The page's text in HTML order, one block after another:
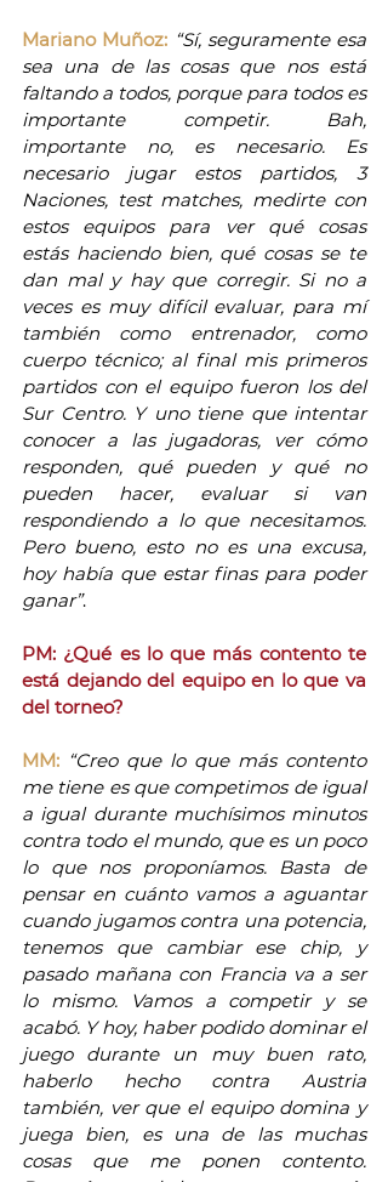
Mariano Muñoz: “Sí, seguramente esa
sea una de las cosas que nos está
faltando a todos, porque para todos es
importante competir. Bah,
importante no, es necesario. Es
necesario jugar estos partidos, 3
Naciones, test matches, medirte con
estos equipos para ver qué cosas
estás haciendo bien, qué cosas se te
dan mal y hay que corregir. Si no a
veces es muy difícil evaluar, para mí
también como entrenador, como
cuerpo técnico; al final mis primeros
partidos con el equipo fueron los del
Sur Centro. Y uno tiene que intentar
conocer a las jugadoras, ver cómo
responden, qué pueden y qué no
pueden hacer, evaluar si van
respondiendo a lo que necesitamos.
Pero bueno, esto no es una excusa,
hoy había que estar finas para poder
ganar”.
PM: ¿Qué es lo que más contento te
está dejando del equipo en lo que va
del torneo?
MM: “Creo que lo que más contento
me tiene es que competimos de igual
a igual durante muchísimos minutos
contra todo el mundo, que es un poco
lo que nos proponíamos. Basta de
pensar en cuánto vamos a aguantar
cuando jugamos contra una potencia,
tenemos que cambiar ese chip, y
pasado mañana con Francia va a ser
lo mismo. Vamos a competir y se
acabó. Y hoy, haber podido dominar el
juego durante un muy buen rato,
haberlo hecho contra Austria
también, ver que el equipo domina y
juega bien, es una de las muchas
cosas que me ponen contento.